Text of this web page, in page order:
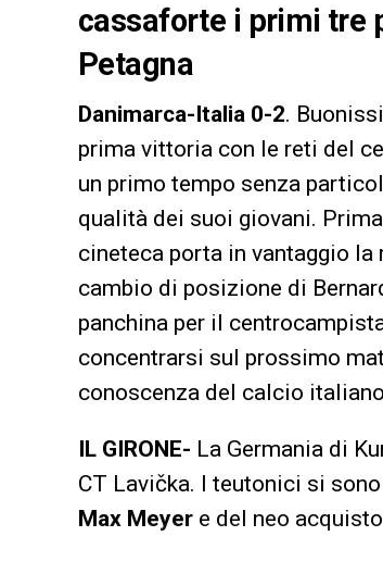
cassaforte i primi tre
Petagna
Danimarca-Italia 0-2.
prima vittoria con le reti del
un primo tempo senza
qualità dei suoi giovani.
cineteca porta in vantaggio la
cambio di posizione di
panchina per il
concentrarsi sul prossimo
conoscenza del calcio
IL GIRONE- La Germania di
CT Lavička. I teutonici si
Max Meyer e del neo